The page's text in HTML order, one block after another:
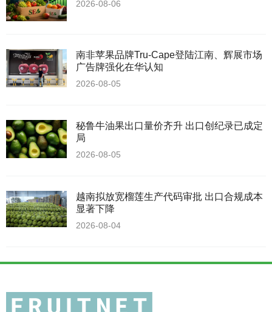
2026-08-06
南非苹果品牌Tru-Cape登陆江南、辉展市场
广告牌强化在华认知
2026-08-05
秘鲁牛油果出口量价齐升 出口创纪录已成定
局
2026-08-05
越南拟放宽榴莲生产代码审批 出口合规成本
显著下降
2026-08-04